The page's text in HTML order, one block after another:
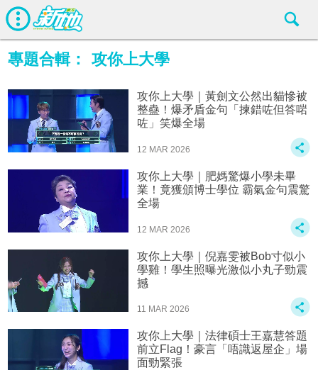
專題合輯： 攻你上大學
攻你上大學｜黃劍文公然出貓慘被
整蠱！爆矛盾金句「揀錯咗但答啱
咗」笑爆全場
12 MAR 2026
攻你上大學｜肥媽驚爆小學未畢
業！竟獲頒博士學位 霸氣金句震驚
全場
12 MAR 2026
攻你上大學｜倪嘉雯被Bob寸似小
學雞！學生照曝光激似小丸子勁震
撼
11 MAR 2026
攻你上大學｜法律碩士王嘉慧答題
前立Flag！豪言「唔識返屋企」場
面勁緊張